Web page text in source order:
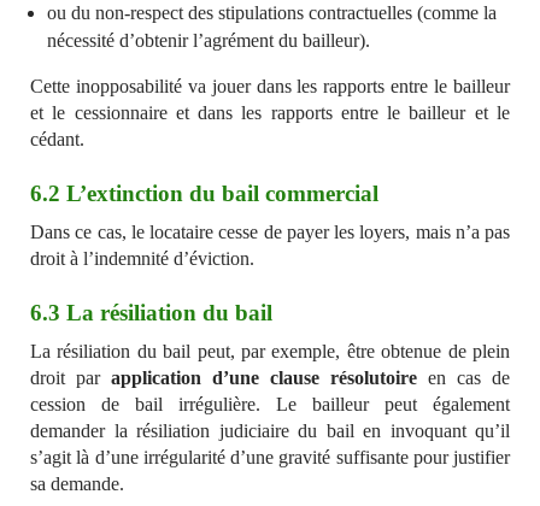
ou du non-respect des stipulations contractuelles (comme la
nécessité d’obtenir l’agrément du bailleur).
Cette inopposabilité va jouer dans les rapports entre le bailleur
et le cessionnaire et dans les rapports entre le bailleur et le
cédant.
6.2 L’extinction du bail commercial
Dans ce cas, le locataire cesse de payer les loyers, mais n’a pas
droit à l’indemnité d’éviction.
6.3 La résiliation du bail
La résiliation du bail peut, par exemple, être obtenue de plein
droit par application d’une clause résolutoire en cas de
cession de bail irrégulière. Le bailleur peut également
demander la résiliation judiciaire du bail en invoquant qu’il
s’agit là d’une irrégularité d’une gravité suffisante pour justifier
sa demande.